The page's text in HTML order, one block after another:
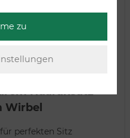
Haaransatz
Wirbel
perfekten Sitz
zu